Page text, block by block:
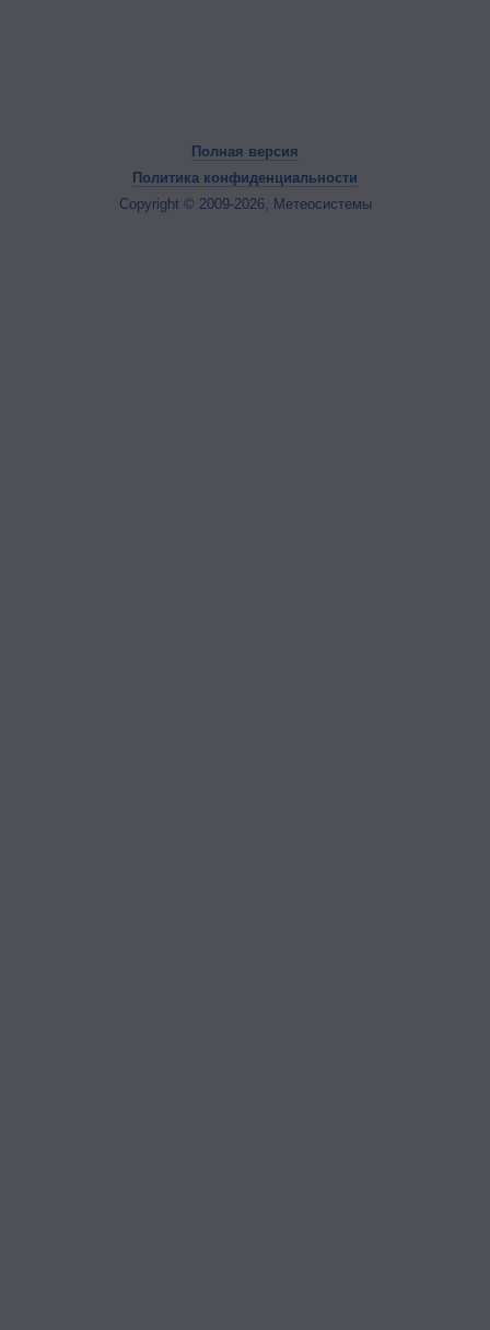
Полная версия
Политика конфиденциальности
Copyright © 2009-2026, Метеосистемы